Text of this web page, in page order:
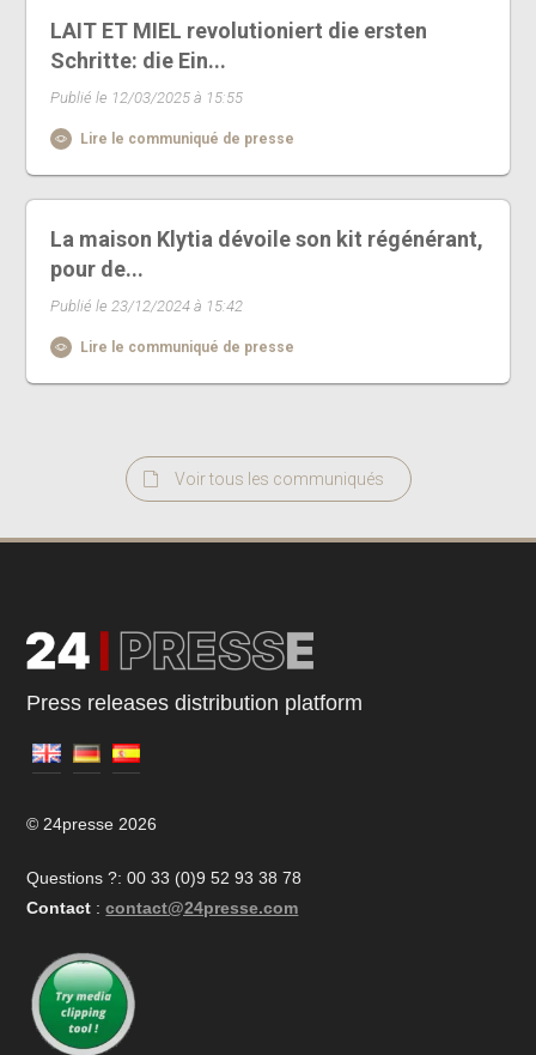
LAIT ET MIEL revolutioniert die ersten
Schritte: die Ein...
Publié le 12/03/2025 à 15:55
Lire le communiqué de presse
La maison Klytia dévoile son kit régénérant,
pour de...
Publié le 23/12/2024 à 15:42
Lire le communiqué de presse
Voir tous les communiqués
Press releases distribution platform
© 24presse 2026
Questions ?: 00 33 (0)9 52 93 38 78
Contact : contact@24presse.com